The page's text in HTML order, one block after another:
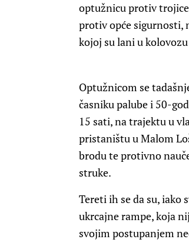
optužnicu protiv trojice
protiv opće sigurnosti,
kojoj su lani u
Optužnicom se
časniku palube i 50-
15 sati, na trajektu u
pristaništu u Malom
brodu te protivno
struke.
Tereti ih se da su, iako
ukrcajne rampe, koja
svojim postupanjem